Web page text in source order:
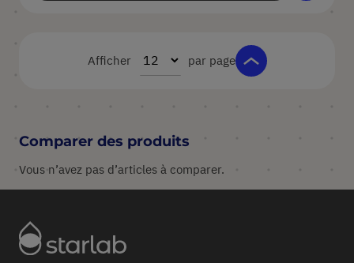
Afficher par page
Comparer des produits
Vous n’avez pas d’articles à comparer.